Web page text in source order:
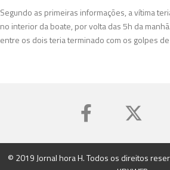
Segundo as primeiras informações, a vítima
no interior da boate, por volta das 5h da
entre os dois teria terminado com os golpes
© 2019 Jornal hora H. Todos os direitos